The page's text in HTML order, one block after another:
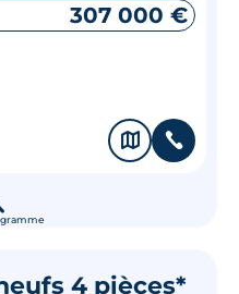
307 000 €
🗞 📞
4 pièces*